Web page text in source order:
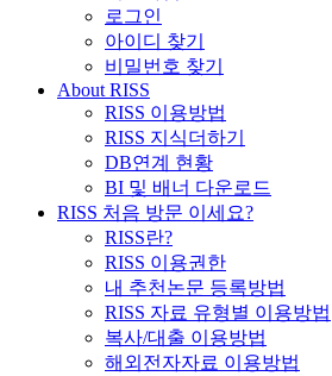
로그인
아이디 찾기
비밀번호 찾기
About RISS
RISS 이용방법
RISS 지식더하기
DB연계 현황
BI 및 배너 다운로드
RISS 처음 방문 이세요?
RISS란?
RISS 이용권한
내 추천논문 등록방법
RISS 자료 유형별 이용방법
복사/대출 이용방법
해외전자자료 이용방법